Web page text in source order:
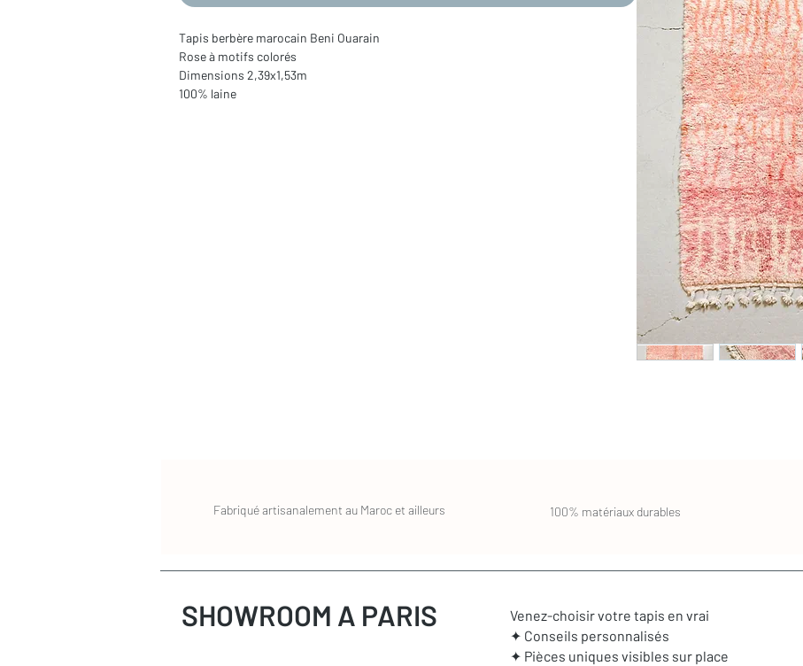
Tapis berbère marocain Beni Ouarain
Rose à motifs colorés
Dimensions 2,39x1,53m
100% laine
Fabriqué artisanalement au Maroc et ailleurs 100% matériaux durables
SHOWROOM A PARIS
Venez-choisir votre tapis en vrai
✦ Conseils personnalisés
✦ Pièces uniques visibles sur place